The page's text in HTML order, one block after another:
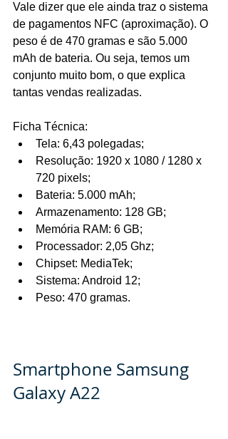
Vale dizer que ele ainda traz o sistema
de pagamentos NFC (aproximação). O
peso é de 470 gramas e são 5.000
mAh de bateria. Ou seja, temos um
conjunto muito bom, o que explica
tantas vendas realizadas.
Ficha Técnica:
Tela: 6,43 polegadas;
Resolução: 1920 x 1080 / 1280 x
720 pixels;
Bateria: 5.000 mAh;
Armazenamento: 128 GB;
Memória RAM: 6 GB;
Processador: 2,05 Ghz;
Chipset: MediaTek;
Sistema: Android 12;
Peso: 470 gramas.
Smartphone Samsung
Galaxy A22